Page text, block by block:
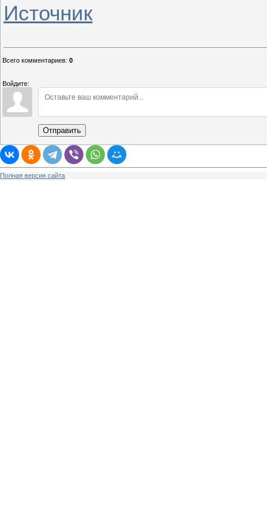
Источник
Всего комментариев: 0
Войдите:
Отправить
Полная версия сайта